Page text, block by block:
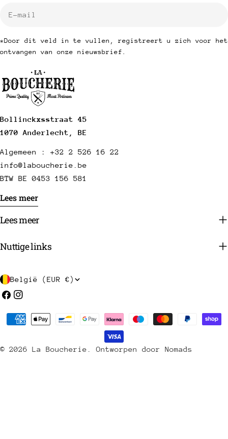
Bollinckxsstraat 45
1070 Anderlecht, BE
Algemeen : +32 2 526 16 22
info@laboucherie.be
BTW BE 0453 156 581
Lees meer
Lees meer
Nuttige links
*Door dit veld in te vullen, registreert u zich voor het
ontvangen van onze nieuwsbrief.
L
a
n
/
België (EUR €)
Facebook
Instagram
© 2026 La Boucherie .Ontworpen door Nomads
Betaalmethoden